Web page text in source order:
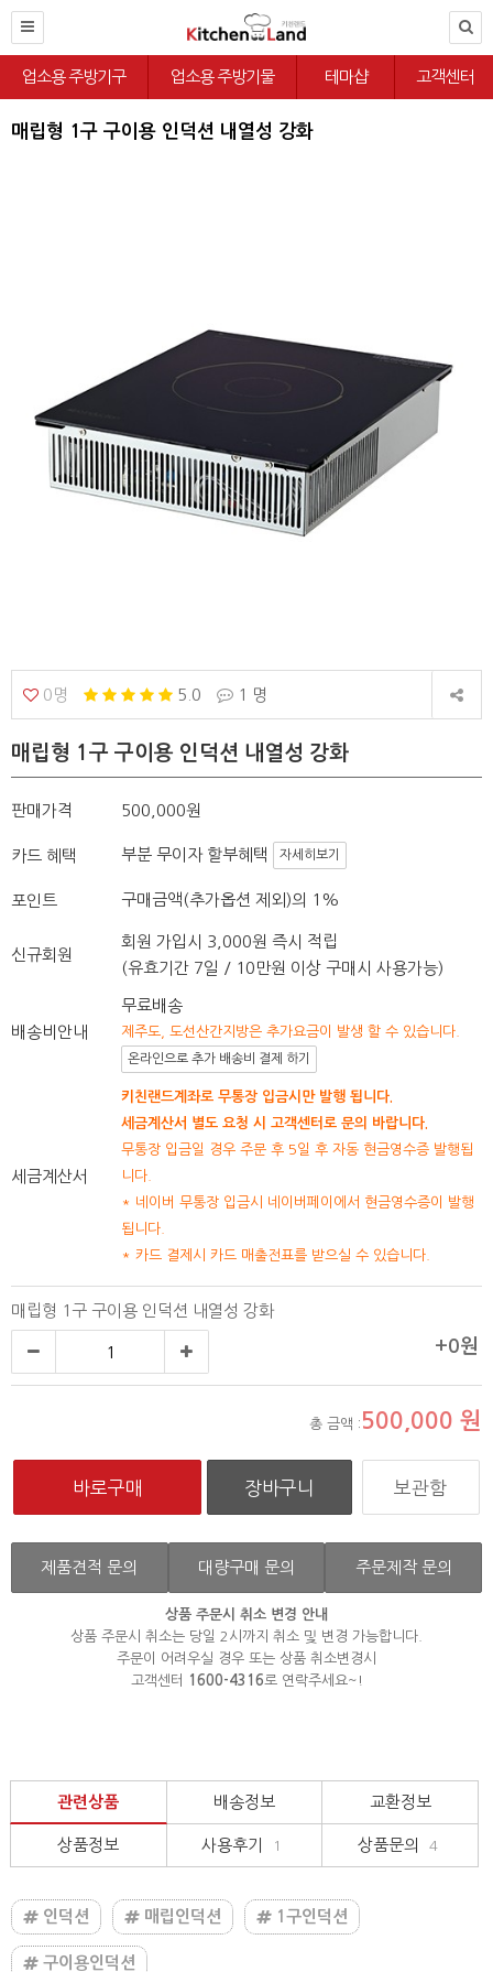
업소용 주방기구 업소용 주방기물 테마샵 고객센터
매립형 1구 구이용 인덕션 내열성 강화
0명 5.0 1 명
매립형 1구 구이용 인덕션 내열성 강화
판매가격 500,000원
카드 혜택 부분 무이자 할부혜택 자세히보기
포인트 구매금액(추가옵션 제외)의 1%
신규회원
회원 가입시 3,000원 즉시 적립
(유효기간 7일 / 10만원 이상 구매시 사용가능)
배송비안내
무료배송
제주도, 도선산간지방은 추가요금이 발생 할 수 있습니다.
온라인으로 추가 배송비 결제 하기
세금계산서
키친랜드계좌로 무통장 입금시만 발행 됩니다.
세금계산서 별도 요청 시 고객센터로 문의 바랍니다.
무통장 입금일 경우 주문 후 5일 후 자동 현금영수증 발행됩
니다.
* 네이버 무통장 입금시 네이버페이에서 현금영수증이 발행
됩니다.
* 카드 결제시 카드 매출전표를 받으실 수 있습니다.
매립형 1구 구이용 인덕션 내열성 강화
+0원
총 금액 : 500,000 원
보관함
제품견적 문의 대량구매 문의 주문제작 문의
상품 주문시 취소 변경 안내
상품 주문시 취소는 당일 2시까지 취소 및 변경 가능합니다.
주문이 어려우실 경우 또는 상품 취소변경시
고객센터
1600-4316로 연락주세요~!
관련상품 배송정보 교환정보
상품정보 사용후기 1 상품문의 4
인덕션 매립인덕션 1구인덕션
구이용인덕션